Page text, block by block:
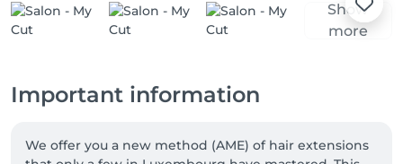
Show
more
Important information
We offer you a new method (AME) of hair extensions